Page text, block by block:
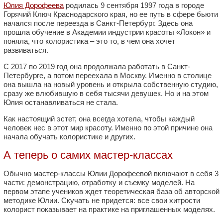
Юлия Дорофеева родилась 9 сентября 1997 года в городе
Горячий Ключ Краснодарского края, но ее путь в сфере бьюти
начался после переезда в Санкт-Петербург. Здесь она
прошла обучение в Академии индустрии красоты «Локон» и
поняла, что колористика – это то, в чем она хочет
развиваться.
С 2017 по 2019 год она продолжала работать в Санкт-
Петербурге, а потом переехала в Москву. Именно в столице
она вышла на новый уровень и открыла собственную студию,
сразу же влюбившую в себя тысячи девушек. Но и на этом
Юлия останавливаться не стала.
Как настоящий эстет, она всегда хотела, чтобы каждый
человек нес в этот мир красоту. Именно по этой причине она
начала обучать колористике и других.
А теперь о самих мастер-классах
Обычно мастер-классы Юлии Дорофеевой включают в себя 3
части: демонстрацию, отработку и съемку моделей. На
первом этапе учеников ждет теоретическая база об авторской
методике Юлии. Скучать не придется: все свои хитрости
колорист показывает на практике на приглашенных моделях.